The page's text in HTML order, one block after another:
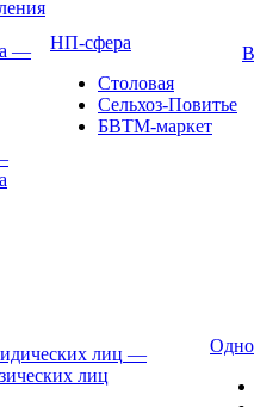
—
НП-сфера
Столовая
Сельхоз-Повитье
БВТМ-маркет
лиц —
лиц